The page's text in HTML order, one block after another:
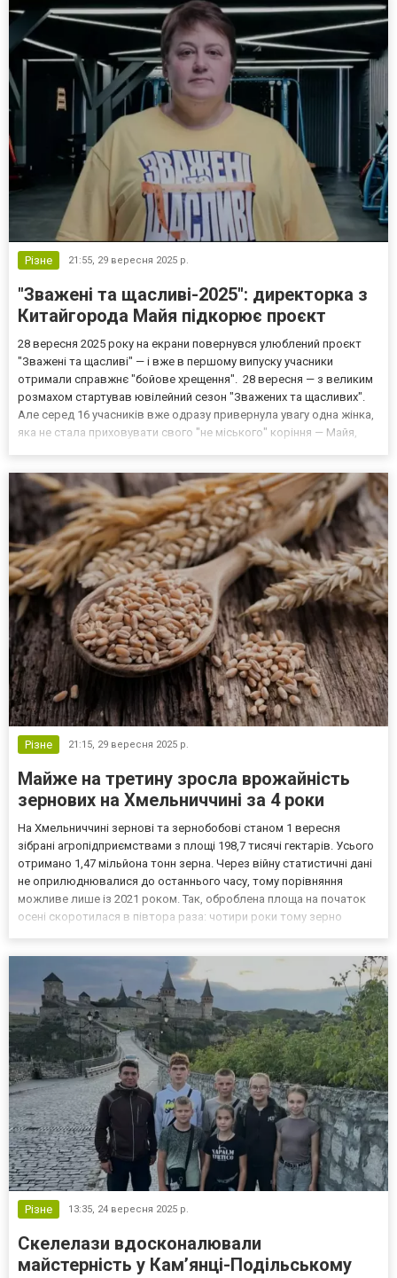
Різне 21:55, 29 вересня 2025 р.
"Зважені та щасливі-2025": директорка з
Китайгорода Майя підкорює проєкт
28 вересня 2025 року на екрани повернувся улюблений проєкт
"Зважені та щасливі" — і вже в першому випуску учасники
отримали справжнє "бойове хрещення". 28 вересня — з великим
розмахом стартував ювілейний сезон "Зважених та щасливих".
Але серед 16 учасників вже одразу привернула увагу одна жінка,
яка не стала приховувати свого "не міського" коріння — Майя,
Різне 21:15, 29 вересня 2025 р.
Майже на третину зросла врожайність
зернових на Хмельниччині за 4 роки
На Хмельниччині зернові та зернобобові станом 1 вересня
зібрані агропідприємствами з площі 198,7 тисячі гектарів. Усього
отримано 1,47 мільйона тонн зерна. Через війну статистичні дані
не оприлюднювалися до останнього часу, тому порівняння
можливе лише із 2021 роком. Так, оброблена площа на початок
осені скоротилася в півтора раза: чотири роки тому зерно
Різне 13:35, 24 вересня 2025 р.
Скелелази вдосконалювали
майстерність у Кам’янці-Подільському